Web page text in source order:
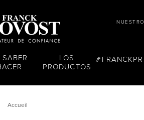
SABER
LOS
PRODUCTOS
Accueil